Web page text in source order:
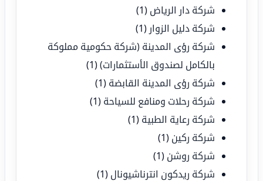
شركة دار الرياض (1)
شركة دليل الزوار (1)
شركة رؤى المدينة (شركة حكومية مملوكة
بالكامل لصندوق الأستثمارات)(1)
شركة رؤى المدينة القابضة (1)
شركة رحلات ومنافع للسياحة (1)
شركة رعاية الطبية (1)
شركة ركين (1)
شركة روشن (1)
شركة ريدكون انترناشيونال (1)